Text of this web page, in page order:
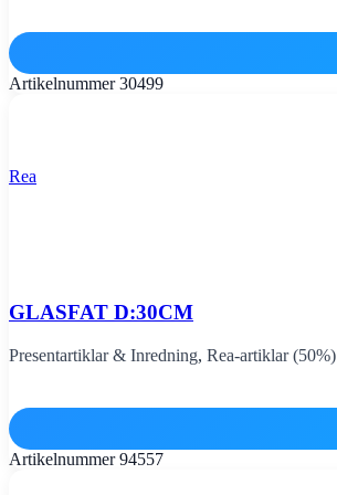
Artikelnummer30499
Rea
GLASFAT D:30CM
Presentartiklar & Inredning, Rea-artiklar (50%)
Artikelnummer94557